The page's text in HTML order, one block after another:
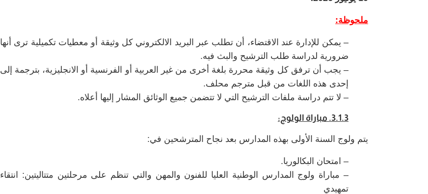
ملحوظة:
– يمكن للإدارة عند الاقتضاء، أن تطلب عبر البريد الالكتروني كل وثيقة أو معطيات تكميلية ترى أنها
ضرورية لدراسة طلب الترشيح والبث فيه.
– يجب أن ترفق كل وثيقة محررة بلغة أخرى من غير العربية أو الفرنسية أو الانجليزية، بترجمة إلى
إحدى هذه اللغات من قبل مترجم محلف.
– لا تتم دراسة ملفات الترشيح التي لا تتضمن جميع الوثائق المشار إليها أعلاه.
3.1.3. مباراة الولوج:
يتم ولوج السنة الأولى بهذه المدارس بعد نجاح المترشحين في:
– امتحان البكالوريا.
– مباراة ولوج المدارس الوطنية العليا للفنون والمهن والتي تنظم على مرحلتين متتاليتين: انتقاء
تمهيدي